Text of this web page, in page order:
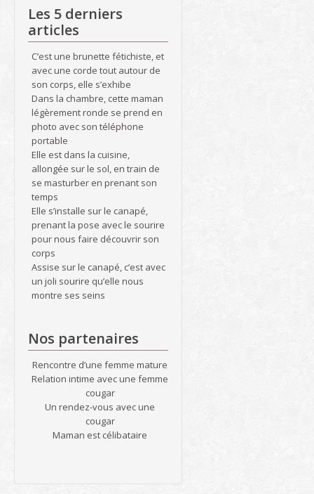
Les 5 derniers
articles
C’est une brunette fétichiste, et
avec une corde tout autour de
son corps, elle s’exhibe
Dans la chambre, cette maman
légèrement ronde se prend en
photo avec son téléphone
portable
Elle est dans la cuisine,
allongée sur le sol, en train de
se masturber en prenant son
temps
Elle s’installe sur le canapé,
prenant la pose avec le sourire
pour nous faire découvrir son
corps
Assise sur le canapé, c’est avec
un joli sourire qu’elle nous
montre ses seins
Nos partenaires
Rencontre d’une femme mature
Relation intime avec une femme
cougar
Un rendez-vous avec une
cougar
Maman est célibataire